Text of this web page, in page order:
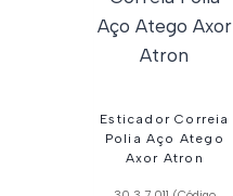
Esticador Correia
Polia Aço Atego
Axor Atron